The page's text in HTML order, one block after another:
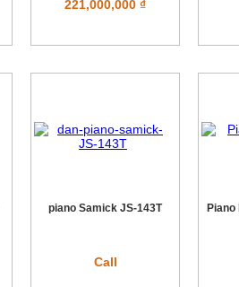
221,000,000 ₫
piano Samick JS-143T
Call
Piano